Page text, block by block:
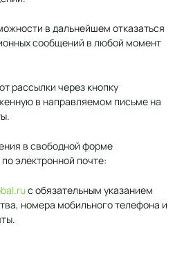
в дальнейшем отказаться
сообщений в любой момент
рассылки через кнопку
в направляемом письме на
в свободной форме
электронной почте:
с обязательным указанием
номера мобильного телефона и